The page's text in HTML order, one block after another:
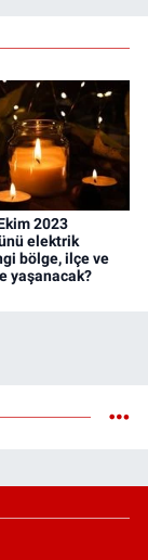
2023
elektrik
bölge, ilçe ve
yaşanacak?